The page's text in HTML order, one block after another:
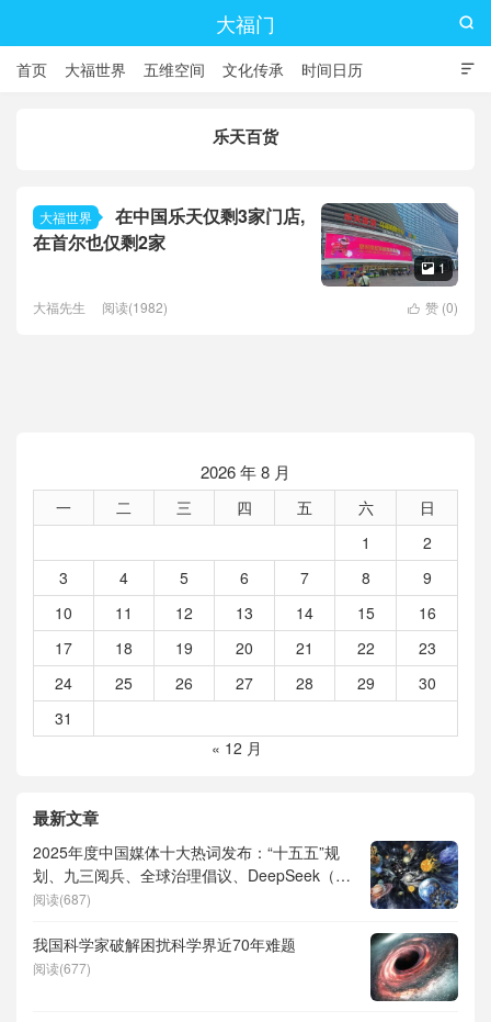
大福门

首页 大福世界 五维空间 文化传承 时间日历

乐天百货
大福世界
在中国乐天仅剩3家门店,
在首尔也仅剩2家
 1
 赞 (0)
大福先生 阅读(1982)
2026 年 8 月
一 二 三 四 五 六
日
1
2
3
4 5 6 7 8
9
10
11 12 13 14 15
16
17
18 19 20 21 22
23
24
25 26 27 28 29
30
31
« 12 月
最新文章
2025年度中国媒体十大热词发布：“十五五”规
划、九三阅兵、全球治理倡议、DeepSeek（深
度求索）、人形机器人、苏超、票根经济、育
阅读(687)
我国科学家破解困扰科学界近70年难题
阅读(677)